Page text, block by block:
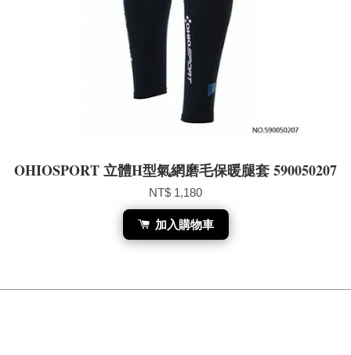
OHIOSPORT 立體H型氣網磨毛保暖腿套 590050207
NT$ 1,180
加入購物車